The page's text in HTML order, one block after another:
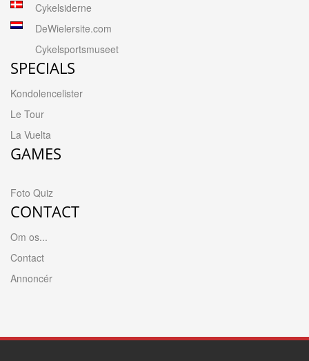
Cykelsiderne
DeWielersite.com
Cykelsportsmuseet
SPECIALS
Kondolencelister
Le Tour
La Vuelta
GAMES
Foto Quiz
CONTACT
Om os...
Contact
Annoncér